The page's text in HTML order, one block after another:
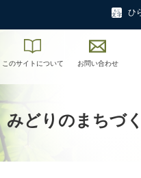
ひ
このサイトについて お問い合わせ
みどりのまちづ